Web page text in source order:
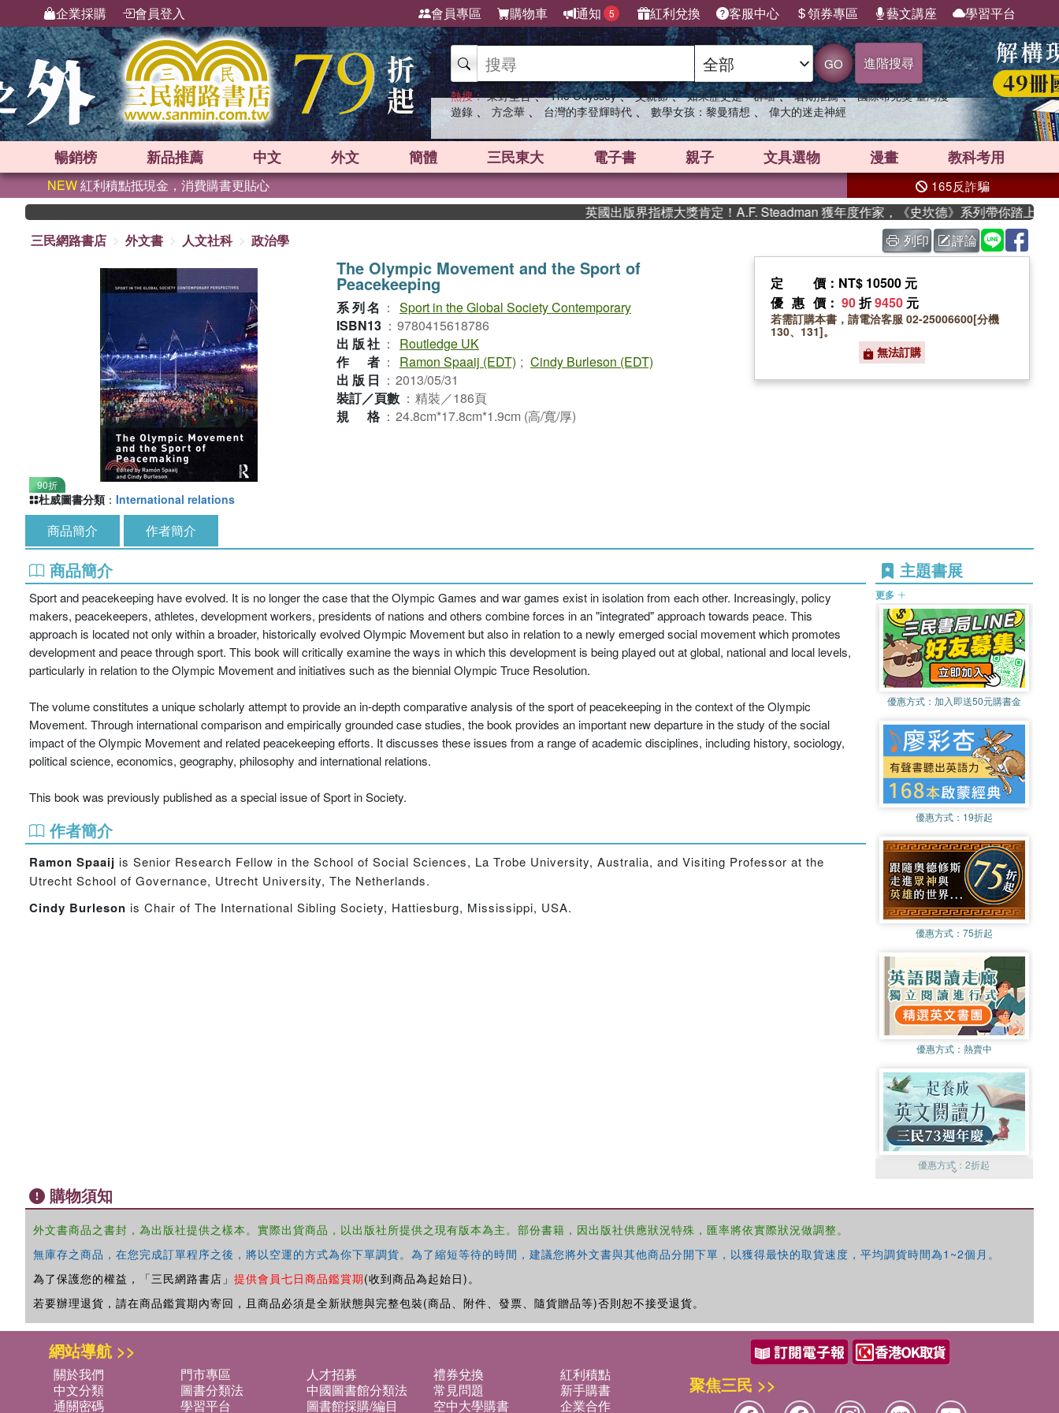
企業採購 會員登入 會員專區 購物車 通知 5 紅利兌換 客服中心 領券專區 藝文講座 學習平台
GO 進階搜尋
熱搜： 東野圭吾 、 The Odyssey 、 父親節 、 如果歷史是一群喵 、 暑期推薦 、 國際布克獎 臺灣漫
遊錄 、 方念華 、 台灣的李登輝時代 、 數學女孩：黎曼猜想 、 偉大的迷走神經
暢銷榜 新品推薦 中文 外文 簡體 三民東大 電子書 親子 文具選物 漫畫 教科考用
NEW紅利積點抵現金，消費購書更貼心 165反詐騙
英國出版界指標大獎肯定！A.F. Steadman 獲年度作家，《史坎德》系列帶你踏上熱血奇
三民網路書店
外文書 人文社科 政治學 列印 評論
90折
The Olympic Movement and the Sport of
Peacekeeping
系列名 ： Sport in the Global Society Contemporary
ISBN13 ： 9780415618786
出版社 ：
Routledge UK
作者 ： Ramon Spaaij (EDT) ; Cindy Burleson (EDT)
出版日 ： 2013/05/31
裝訂／頁數 ： 精裝／186頁
規格 ： 24.8cm*17.8cm*1.9cm (高/寬/厚)
定價 ：NT$ 10500 元
優惠價 ： 90折9450 元
若需訂購本書，請電洽客服 02-25006600[分機
130、131]。
無法訂購
杜威圖書分類 ： International relations
商品簡介 作者簡介
商品簡介
Sport and peacekeeping have evolved. It is no longer the case that the Olympic Games and war games exist in isolation from each other. Increasingly, policy
makers, peacekeepers, athletes, development workers, presidents of nations and others combine forces in an "integrated" approach towards peace. This
approach is located not only within a broader, historically evolved Olympic Movement but also in relation to a newly emerged social movement which promotes
development and peace through sport. This book will critically examine the ways in which this development is being played out at global, national and local levels,
particularly in relation to the Olympic Movement and initiatives such as the biennial Olympic Truce Resolution.
The volume constitutes a unique scholarly attempt to provide an in-depth comparative analysis of the sport of peacekeeping in the context of the Olympic
Movement. Through international comparison and empirically grounded case studies, the book provides an important new departure in the study of the social
impact of the Olympic Movement and related peacekeeping efforts. It discusses these issues from a range of academic disciplines, including history, sociology,
political science, economics, geography, philosophy and international relations.
This book was previously published as a special issue of Sport in Society.
作者簡介
Ramon Spaaij is Senior Research Fellow in the School of Social Sciences, La Trobe University, Australia, and Visiting Professor at the
Utrecht School of Governance, Utrecht University, The Netherlands.
Cindy Burleson is Chair of The International Sibling Society, Hattiesburg, Mississippi, USA.
主題書展
更多
優惠方式： 加入即送50元購書金
優惠方式： 19折起
優惠方式： 75折起
優惠方式： 熱賣中
優惠方式：2折起
購物須知
外文書商品之書封，為出版社提供之樣本。實際出貨商品，以出版社所提供之現有版本為主。部份書籍，因出版社供應狀況特殊，匯率將依實際狀況做調整。
無庫存之商品，在您完成訂單程序之後，將以空運的方式為你下單調貨。為了縮短等待的時間，建議您將外文書與其他商品分開下單，以獲得最快的取貨速度，平均調貨時間為1~2個月。
為了保護您的權益，「三民網路書店」 提供會員七日商品鑑賞期(收到商品為起始日)。
若要辦理退貨，請在商品鑑賞期內寄回，且商品必須是全新狀態與完整包裝(商品、附件、發票、隨貨贈品等)否則恕不接受退貨。
網站導航 >>
關於我們 門市專區 人才招募 禮券兌換
紅利積點
中文分類
圖書分類法 中國圖書館分類法 常見問題
新手購書
通關密碼
學習平台 圖書館採購/編目 空中大學購書
企業合作
聚焦三民 >>